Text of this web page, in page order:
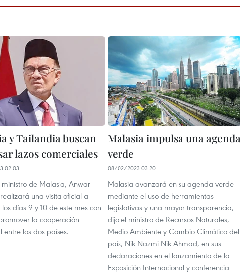
y Tailandia buscan
lazos comerciales
02:03
ministro de Malasia, Anwar
una visita oficial a
días 9 y 10 de este mes con
la cooperación
entre los dos países.
Malasia impulsa una agenda
verde
08/02/2023 03:20
Malasia avanzará en su agenda verde
mediante el uso de herramientas
legislativas y una mayor transparencia,
dijo el ministro de Recursos Naturales,
Medio Ambiente y Cambio Climático del
país, Nik Nazmi Nik Ahmad, en sus
declaraciones en el lanzamiento de la
Exposición Internacional y conferencia